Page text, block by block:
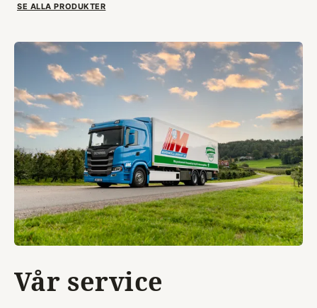
SE ALLA PRODUKTER
Vår service